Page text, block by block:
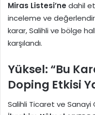
Miras Listesi’nedahil
inceleme ve
karar, Salihli ve bölge
karşılandı.
Yüksel: “Bu
Doping Etkisi
Salihli Ticaret ve Sanayi